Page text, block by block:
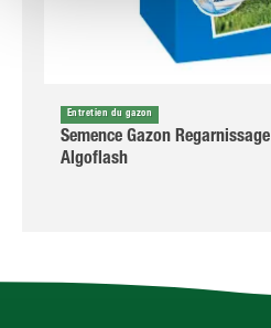
Entretien du gazon
Semence Gazon
Algoflash